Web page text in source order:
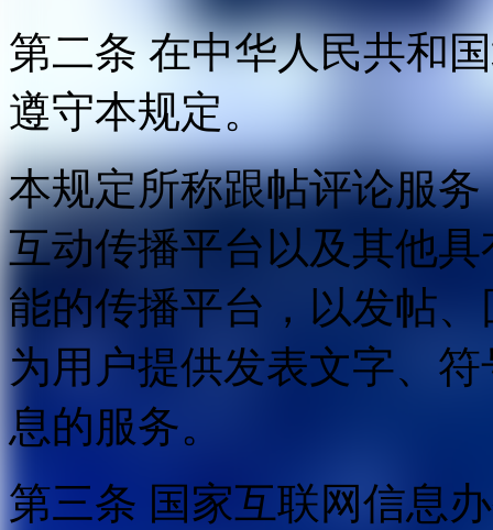
第二条 在中华人民共和
遵守本规定。
本规定所称跟帖评论服
互动传播平台以及其他
能的传播平台，以发帖
为用户提供发表文字、
息的服务。
第三条 国家互联网信息